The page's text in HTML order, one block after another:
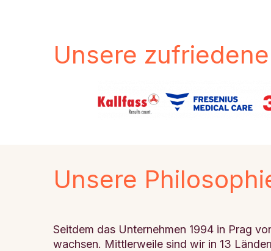
Unsere
Unsere
Seitdem das Unternehmen 1994 in Prag
wachsen. Mittlerweile sind wir in 13